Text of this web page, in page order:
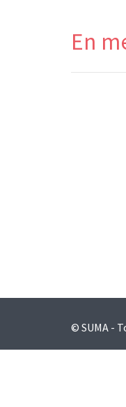
En
© SUMA -